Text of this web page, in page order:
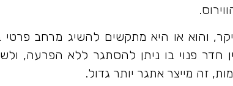
והוא או היא מתקשים להשיג מרחב פרטי
חדר פנוי בו ניתן להסתגר ללא הפרעה,
זה מייצר אתגר יותר גדול.